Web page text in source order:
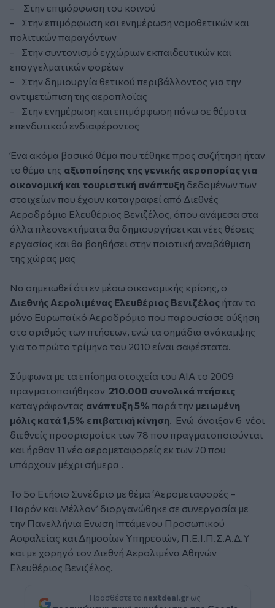
- Στην επιμόρφωση του κοινού
- Στην επιμόρφωση και ενημέρωση νομοθετικών και
πολιτικών παραγόντων
- Στην συντονισμό εγχώριων εκπαιδευτικών και
επαγγελματικών φορέων
- Στην δημιουργία θετικού περιβάλλοντος για την
αντιμετώπιση της αεροπλοϊας
- Στην ενημέρωση και επιμόρφωση πάνω σε θέματα
επενδυτικού ενδιαφέροντος
Ένα ακόμα βασικό θέμα που τέθηκε προς συζήτηση ήταν
το θέμα της αξιοποίησης της γενικής αεροπορίας για
οικονομική και τουριστική ανάπτυξη δεδομένων των
στοιχείων που έχουν καταγραφεί από Διεθνές
Αεροδρόμιο Ελευθέριος Βενιζέλος, όπου ανάμεσα στα
άλλα πλεονεκτήματα θα δημιουργήσει και νέες θέσεις
εργασίας και θα βοηθήσει στην ποιοτική αναβάθμιση
της χώρας μας
Να σημειωθεί ότι εν μέσω οικονομικής κρίσης, ο
Διεθνής Αερολιμένας Ελευθέριος Βενιζέλος ήταν το
μόνο Ευρωπαϊκό Αεροδρόμιο που παρουσίασε αύξηση
στο αριθμός των πτήσεων, ενώ τα σημάδια ανάκαμψης
για το πρώτο τρίμηνο του 2010 είναι σαφέστατα.
Σύμφωνα με τα επίσημα στοιχεία του ΑΙΑ το 2009
πραγματοποιήθηκαν 210.000 συνολικά πτήσεις
καταγράφοντας ανάπτυξη 5% παρά την μειωμένη
μόλις κατά 1,5% επιβατική κίνηση. Ενώ άνοιξαν 6 νέοι
διεθνείς προορισμοί εκ των 78 που πραγματοποιούνται
και ήρθαν 11 νέο αερομεταφορείς εκ των 70 που
υπάρχουν μέχρι σήμερα .
Το 5ο Ετήσιο Συνέδριο με θέμα ‘Αερομεταφορές –
Παρόν και Μέλλον’ διοργανώθηκε σε συνεργασία με
την Πανελλήνια Ενωση Ιπτάμενου Προσωπικού
Ασφαλείας και Δημοσίων Υπηρεσιών, Π.Ε.Ι.Π.Σ.Α.Δ.Υ
και με χορηγό τον Διεθνή Αερολιμένα Αθηνών
Ελευθέριος Βενιζέλος.
Προσθέστε το nextdeal.gr ως